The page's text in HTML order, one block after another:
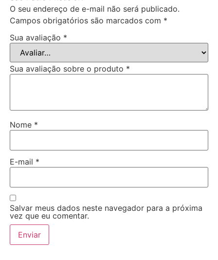
O seu endereço de e-mail não será publicado.
Campos obrigatórios são marcados com *
Sua avaliação *
Sua avaliação sobre o produto *
Nome *
E-mail *
Salvar meus dados neste navegador para a próxima
vez que eu comentar.